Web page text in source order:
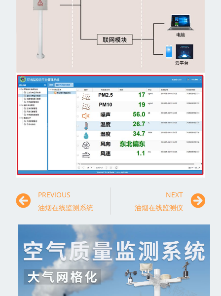
PREVIOUS
油烟在线监测系统
NEXT
油烟在线监测仪